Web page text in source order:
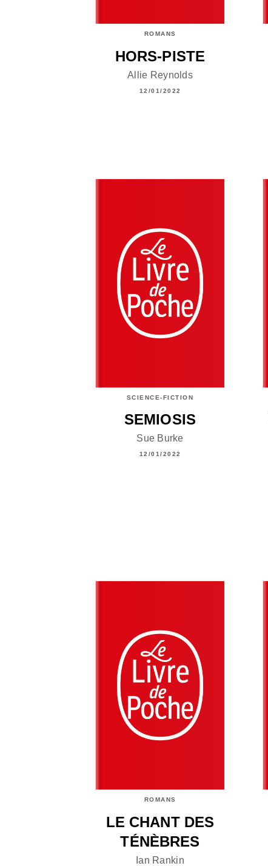
ROMANS
HORS-PISTE
Allie Reynolds
12/01/2022
SCIENCE-FICTION
SEMIOSIS
Sue Burke
12/01/2022
ROMANS
LE CHANT DES
TÉNÈBRES
Ian Rankin